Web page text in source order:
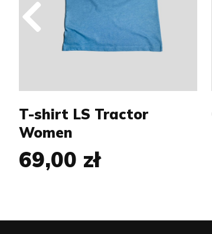
XXL
T-shirt LS Tractor
Women
69,00 zł